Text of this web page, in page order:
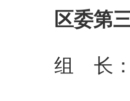
区委第
组 长：